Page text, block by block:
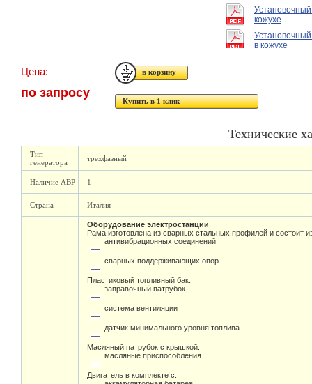
кожухе
в кожухе
Цена:
по запросу
Купить в 1 клик
Технические
Тип
генератора
трехфазный
Наличие АВР 1
Страна Италия
Оборудование электростанции
Рама изготовлена из сварных стальных профилей и состоит
антивибрационных соединений
сварных поддерживающих опор
Пластиковый топливный бак:
заправочный патрубок
система вентиляции
датчик минимального уровня топлива
Масляный патрубок с крышкой:
масляные приспособления
Двигатель в комплекте с: